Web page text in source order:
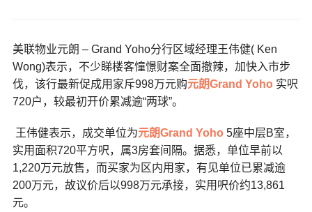
美联物业元朗 – Grand Yoho分行区域经理王伟健( Ken
Wong)表示，不少睇楼客憧憬财案全面撤辣，加快入市步
伐，该行最新促成用家斥998万元购元朗Grand Yoho 实呎
720户，较最初开价累减逾“两球”。
王伟健表示，成交单位为元朗Grand Yoho 5座中层B室，
实用面积720平方呎，属3房套间隔。据悉，单位早前以
1,220万元放售，而买家为区内用家，有见单位已累减逾
200万元，故议价后以998万元承接，实用呎价约13,861
元。